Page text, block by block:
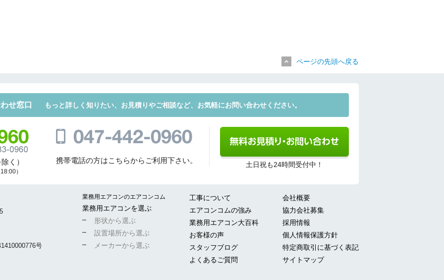
ページの先頭へ戻る
せ窓口 もっと詳しく知りたい、お見積りやご相談など、お気軽にお問い合わせください。
く）
）
携帯電話の方はこちらからご利用下さい。 土日祝も24時間受付中！
お電話
メール
号
業務用エアコンのエアコンコム
業務用エアコンを選ぶ
形状から選ぶ
設置場所から選ぶ
メーカーから選ぶ
工事について
エアコンコムの強み
業務用エアコン大百科
お客様の声
スタッフブログ
よくあるご質問
会社概要
協力会社募集
採用情報
個人情報保護方針
特定商取引に基づく表記
サイトマップ